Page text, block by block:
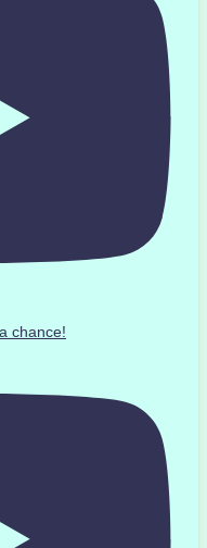
chance!